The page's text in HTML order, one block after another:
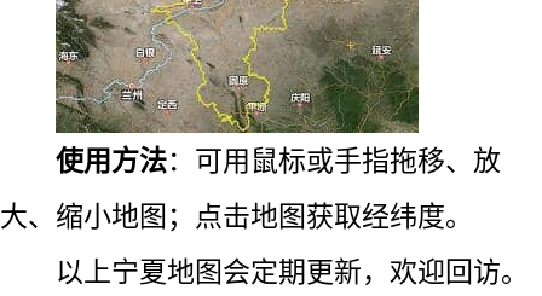
使用方法：可用鼠标或手指拖移、放
大、缩小地图；点击地图获取经纬度。
以上宁夏地图会定期更新，欢迎回访。